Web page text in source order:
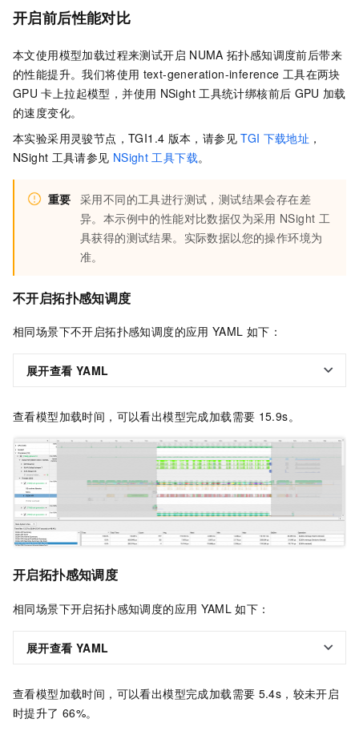
开启前后性能对比
本文使用模型加载过程来测试开启 NUMA 拓扑感知调度前后带来
的性能提升。我们将使用 text-generation-inference 工具在两块
GPU 卡上拉起模型，并使用 NSight 工具统计绑核前后 GPU 加载
的速度变化。
本实验采用灵骏节点，TGI1.4 版本，请参见 TGI 下载地址 ，
NSight 工具请参见 NSight 工具下载。
重要 采用不同的工具进行测试，测试结果会存在差
异。本示例中的性能对比数据仅为采用 NSight 工
具获得的测试结果。实际数据以您的操作环境为
准。
不开启拓扑感知调度
相同场景下不开启拓扑感知调度的应用 YAML 如下：
展开查看 YAML
查看模型加载时间，可以看出模型完成加载需要 15.9s。
开启拓扑感知调度
相同场景下开启拓扑感知调度的应用 YAML 如下：
展开查看 YAML
查看模型加载时间，可以看出模型完成加载需要 5.4s，较未开启
时提升了 66%。